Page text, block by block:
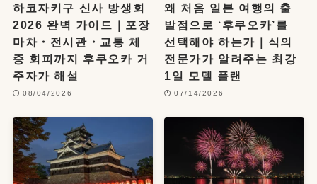
하코자키구 신사 방생회
2026 완벽 가이드｜포장
마차・전시관・교통 체
증 회피까지 후쿠오카 거
주자가 해설
08/04/2026
왜 처음 일본 여행의 출
발점으로 ‘후쿠오카’를
선택해야 하는가｜식의
전문가가 알려주는 최강
1일 모델 플랜
07/14/2026